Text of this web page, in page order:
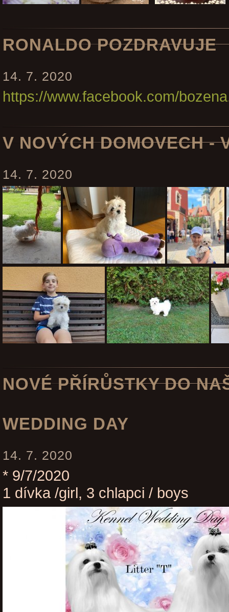
RONALDO POZDRAVUJE
14. 7. 2020
https://www.facebook.com/
V NOVÝCH DOMOVECH -
14. 7. 2020
NOVÉ PŘÍRŮSTKY DO
WEDDING DAY
14. 7. 2020
* 9/7/2020
1 dívka /girl, 3 chlapci / boys